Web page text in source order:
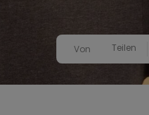
Von Teilen